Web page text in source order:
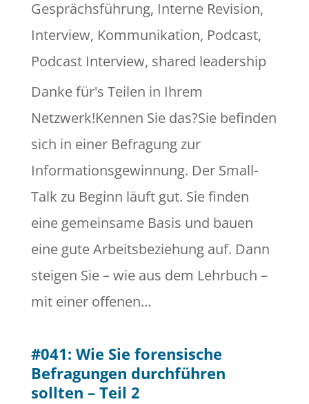
Gesprächsführung, Interne Revision,
Interview, Kommunikation, Podcast,
Podcast Interview, shared leadership
Danke für's Teilen in Ihrem
Netzwerk!Kennen Sie das?Sie befinden
sich in einer Befragung zur
Informationsgewinnung. Der Small-
Talk zu Beginn läuft gut. Sie finden
eine gemeinsame Basis und bauen
eine gute Arbeitsbeziehung auf. Dann
steigen Sie – wie aus dem Lehrbuch –
mit einer offenen...
#041: Wie Sie forensische
Befragungen durchführen
sollten – Teil 2